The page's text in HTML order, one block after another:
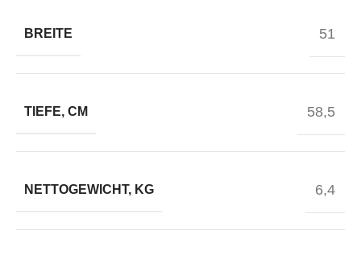
BREITE 51
TIEFE, CM 58,5
NETTOGEWICHT, KG 6,4